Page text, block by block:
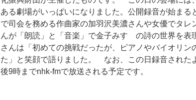
ある劇場がいっぱいになりました。公開録音が始まる
で司会を務める作曲家の加羽沢美濃さんや女優でタ
んが「朗読」と「音楽」で金子みすゞの詩の世界を
さんは「初めての挑戦だったが、ピアノやバイオリ
た」と笑顔で語りました。 なお、この日録音された
後9時までnhk-fmで放送される予定です。